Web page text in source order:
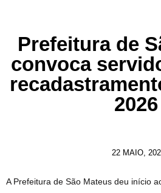
Prefeitura de
convoca
2026
22 MAIO,
A Prefeitura de São Mateus deu início